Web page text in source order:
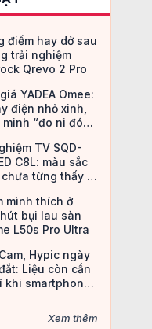
điểm hay dở sau
trải nghiệm
Qrevo 2 Pro
YADEA Omee:
điện nhỏ xinh,
“đo ni đóng
TV SQD-
C8L: màu sắc
chưa từng thấy ở
mình thích ở
bụi lau sàn
L50s Pro Ultra
Hypic ngày
Liệu còn cần
khi smartphone
Xem thêm